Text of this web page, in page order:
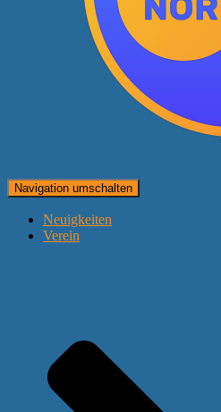
Navigation umschalten
Neuigkeiten
Verein